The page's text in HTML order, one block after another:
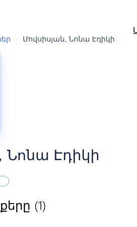
› Մովսիսյան, Նոնա Էդիկի
Նոնա Էդիկի
(1)